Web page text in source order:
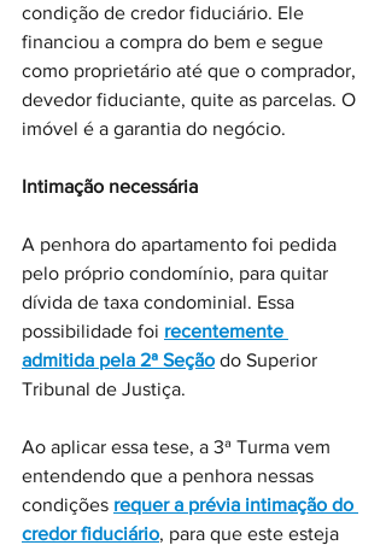
condição de credor fiduciário. Ele
financiou a compra do bem e segue
como proprietário até que o comprador,
devedor fiduciante, quite as parcelas. O
imóvel é a garantia do negócio.
Intimação necessária
A penhora do apartamento foi pedida
pelo próprio condomínio, para quitar
dívida de taxa condominial. Essa
possibilidade foi recentemente
admitida pela 2ª Seção do Superior
Tribunal de Justiça.
Ao aplicar essa tese, a 3ª Turma vem
entendendo que a penhora nessas
condições requer a prévia intimação do
credor fiduciário, para que este esteja